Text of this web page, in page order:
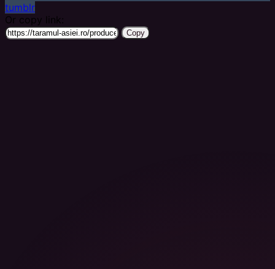
tumblr
Or copy link:
Copy